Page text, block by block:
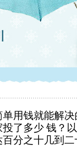
用钱就能解
了多少 钱？
分之十几到